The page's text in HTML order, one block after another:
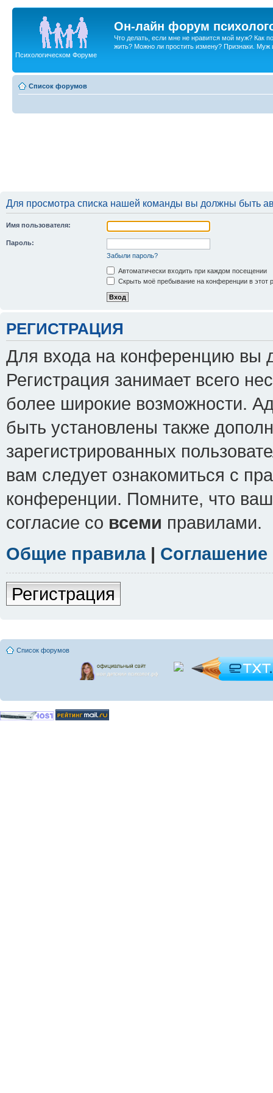
Он-лайн форум
Что делать, если мне не нравится мой муж? Как
жить? Можно ли простить измену? Признаки. Муж
Психологическом Форуме
Список форумов
Для просмотра списка нашей команды вы должны быть
Имя пользователя:
Пароль:
Забыли пароль?
Автоматически входить при каждом посещении
Скрыть моё пребывание на конференции в этот
РЕГИСТРАЦИЯ
Для входа на конференцию вы
Регистрация занимает всего
более широкие возможности.
быть установлены также
зарегистрированных
вам следует ознакомиться с
конференции. Помните, что
согласие со всеми правилами.
Общие правила|
Регистрация
Список форумов